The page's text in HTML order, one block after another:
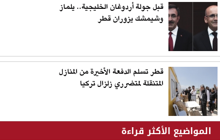
قبل جولة أردوغان الخليجية.. يلماز
وشيمشك يزوران قطر
قطر تسلم الدفعة الأخيرة من المنازل
المتنقلة لمتضرري زلزال تركيا
المواضيع الأكثر قراءة